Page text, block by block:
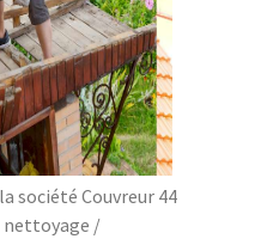
société Couvreur 44
nettoyage /